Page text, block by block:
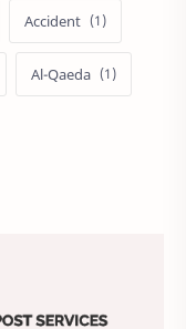
Accident
Al-Qaeda